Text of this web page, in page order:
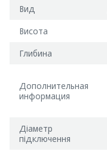
Вид
Висота
Глибина
Дополнительная
информация
Діаметр
підключення